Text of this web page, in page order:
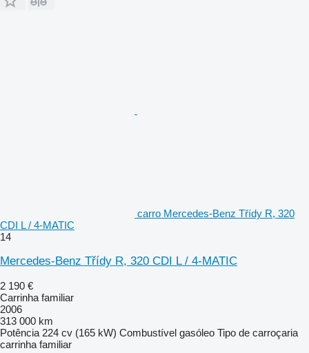
carro Mercedes-Benz Třídy R, 320
CDI L / 4-MATIC
14
Mercedes-Benz Třídy R, 320 CDI L / 4-MATIC
2 190 €
Carrinha familiar
2006
313 000 km
Potência 224 cv (165 kW) Combustível gasóleo Tipo de carroçaria
carrinha familiar